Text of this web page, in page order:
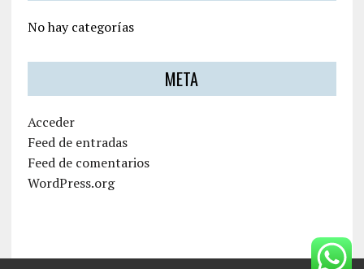
No hay categorías
META
Acceder
Feed de entradas
Feed de comentarios
WordPress.org